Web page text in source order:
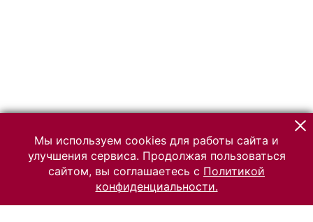
Мы используем cookies для работы сайта и
улучшения сервиса. Продолжая пользоваться
сайтом, вы соглашаетесь с Политикой
конфиденциальности.